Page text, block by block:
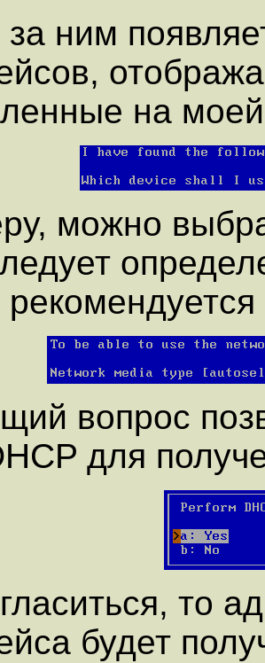
ним
на
можно
вопрос
для
то
будет